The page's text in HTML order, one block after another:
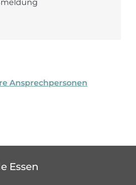
Ansprechpersonen
Essen